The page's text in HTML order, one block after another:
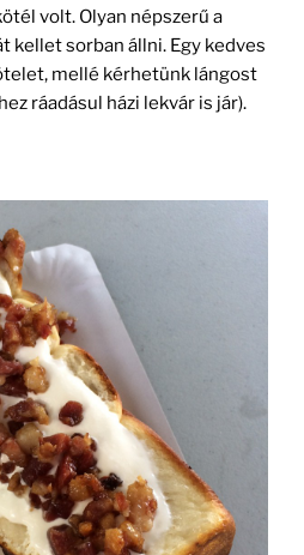
volt. Olyan népszerű a
kellet sorban állni. Egy kedves
mellé kérhetünk lángost
ráadásul házi lekvár is jár).